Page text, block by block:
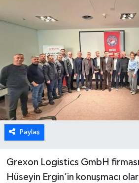
Paylaş
Grexon Logistics GmbH
Hüseyin Ergin’in konuşmacı
DTO
RESMİ REKLAM